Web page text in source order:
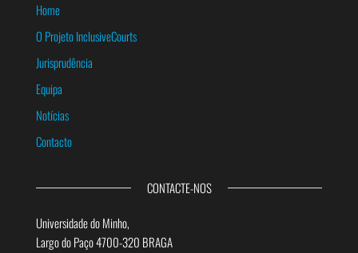
Home
O Projeto InclusiveCourts
Jurisprudência
Equipa
Notícias
Contacto
CONTACTE-NOS
Universidade do Minho,
Largo do Paço 4700-320 BRAGA